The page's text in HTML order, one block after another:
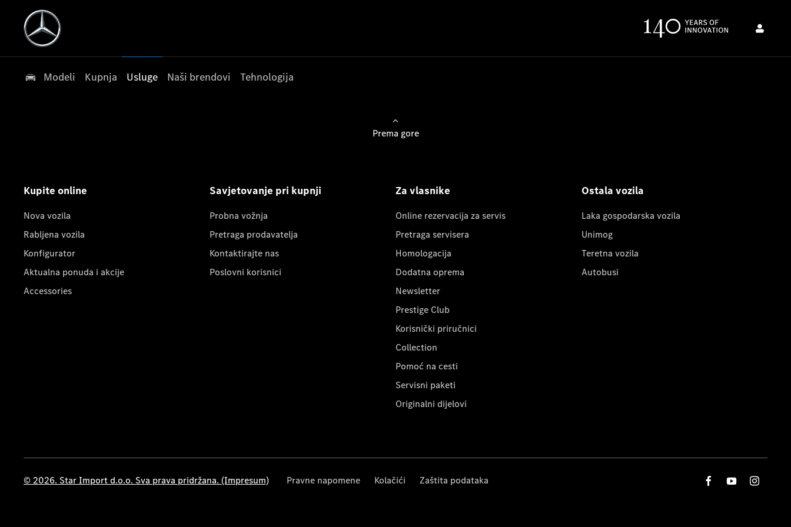
Modeli Kupnja Usluge Naši brendovi Tehnologija
Prema gore
Kupite online
Nova vozila
Rabljena vozila
Konfigurator
Aktualna ponuda i akcije
Accessories
Savjetovanje pri kupnji
Probna vožnja
Pretraga prodavatelja
Kontaktirajte nas
Poslovni korisnici
Za vlasnike
Online rezervacija za servis
Pretraga servisera
Homologacija
Dodatna oprema
Newsletter
Prestige Club
Korisnički priručnici
Collection
Pomoć na cesti
Servisni paketi
Originalni dijelovi
Ostala vozila
Laka gospodarska vozila
Unimog
Teretna vozila
Autobusi
© 2026. Star Import d.o.o. Sva prava pridržana. (Impresum) Pravne napomene Kolačići Zaštita podataka